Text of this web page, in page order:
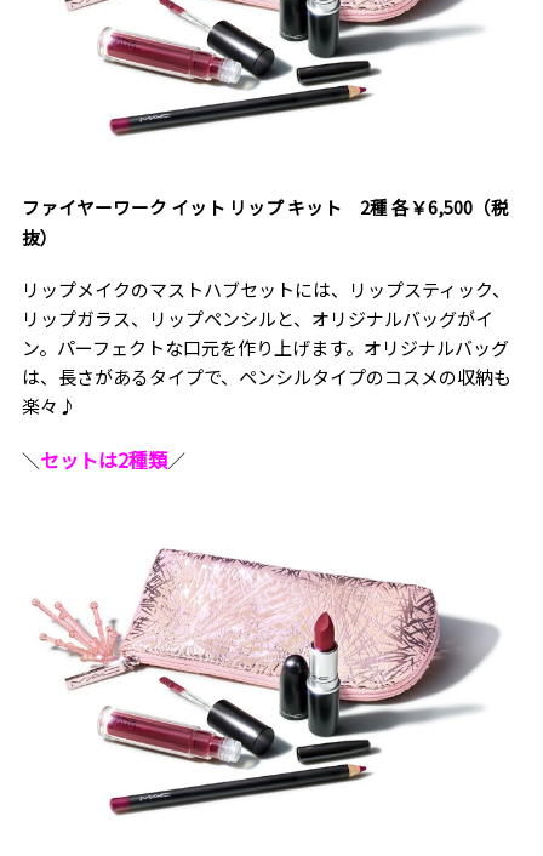
ファイヤーワーク イット リップ キット 2種 各￥6,500（税
抜）
リップメイクのマストハブセットには、リップスティック、
リップガラス、リップペンシルと、オリジナルバッグがイ
ン。パーフェクトな口元を作り上げます。オリジナルバッグ
は、長さがあるタイプで、ペンシルタイプのコスメの収納も
楽々♪
＼セットは2種類／